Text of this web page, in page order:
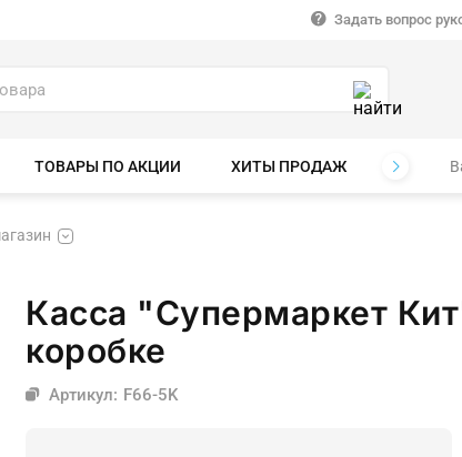
Задать вопрос
ТОВАРЫ ПО АКЦИИ ХИТЫ ПРОДАЖ БРЕНДЫ
Касса "Супермаркет
коробке
Артикул: F66-5K